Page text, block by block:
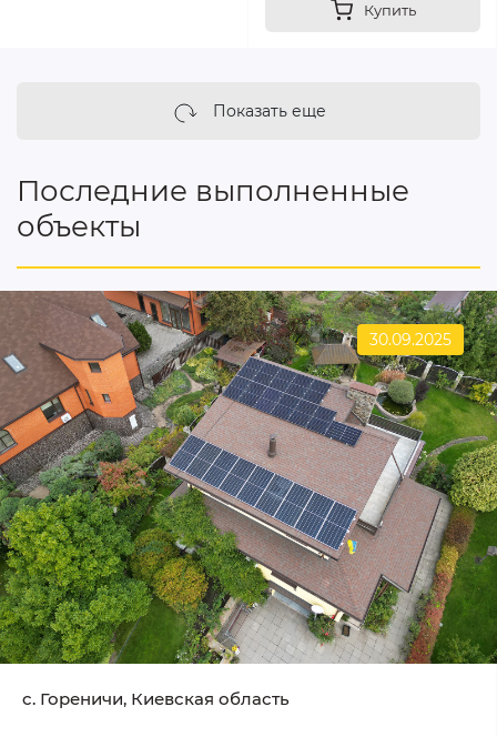
Купить
Показать еще
Последние выполненные
объекты
30.09.2025
c. Гореничи, Киевская область